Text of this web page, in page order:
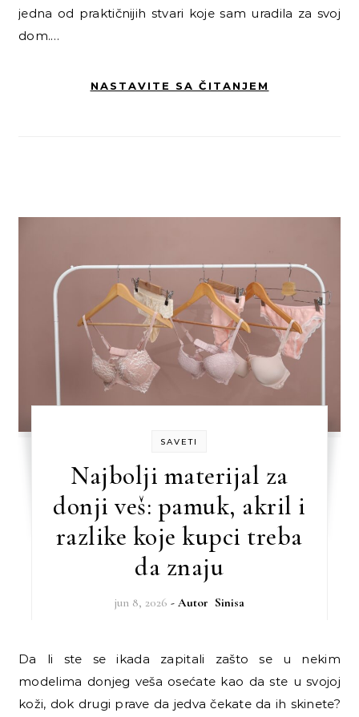
jedna od praktičnijih stvari koje sam uradila za svoj
dom.…
NASTAVITE SA ČITANJEM
SAVETI
Najbolji materijal za
donji veš: pamuk, akril i
razlike koje kupci treba
da znaju
jun 8, 2026 - Autor Sinisa
Da li ste se ikada zapitali zašto se u nekim
modelima donjeg veša osećate kao da ste u svojoj
koži, dok drugi prave da jedva čekate da ih skinete?